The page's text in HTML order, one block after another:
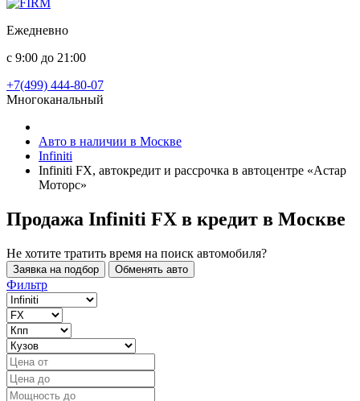
Ежедневно
с 9:00 до 21:00
+7(499) 444-80-07
Многоканальный
Авто в наличии в Москве
Infiniti
Infiniti FX, автокредит и рассрочка в автоцентре «Астар
Моторс»
Продажа Infiniti FX в кредит в Москве
Не хотите тратить время на поиск автомобиля?
Заявка на подбор Обменять авто
Фильтр